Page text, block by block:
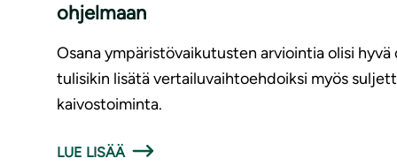
ohjelmaan
Osana ympäristövaikutusten arviointia olisi
tulisikin lisätä vertailuvaihtoehdoiksi myös
kaivostoiminta.
LUE LISÄÄ